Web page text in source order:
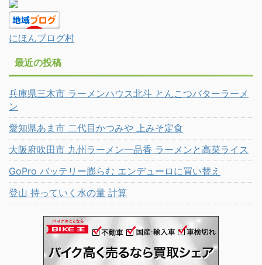
にほんブログ村
最近の投稿
兵庫県三木市 ラーメンハウス北斗 とんこつバターラーメ
ン
愛知県あま市 二代目かつみや 上みそ定食
大阪府吹田市 九州ラーメン一品香 ラーメンと高菜ライス
GoPro バッテリー膨らむ エンデューロに買い替え
登山 持っていく水の量 計算